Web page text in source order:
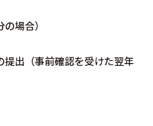
場合）
提出（事前確認を受けた翌年